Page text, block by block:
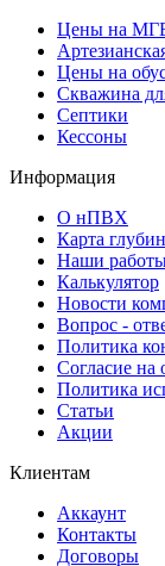
Цены на
Цены на
Скважина
Септики
Кессоны
Информация
О нПВХ
Карта глубин
Наши
Калькулятор
Новости
Вопрос -
Политика
Согласие на
Политика
Статьи
Акции
Клиентам
Аккаунт
Контакты
Договоры